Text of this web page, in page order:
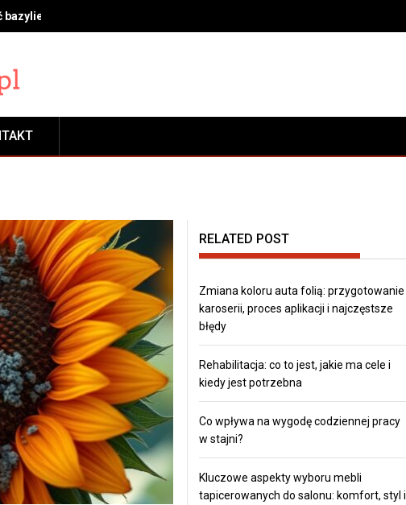
miętę i rozmaryn, by długo cieszyć się świeżością
RELATED POST
Zmiana koloru auta folią: przygotowanie
karoserii, proces aplikacji i najczęstsze
błędy
Rehabilitacja: co to jest, jakie ma cele i
kiedy jest potrzebna
Co wpływa na wygodę codziennej pracy
w stajni?
Kluczowe aspekty wyboru mebli
tapicerowanych do salonu: komfort, styl i